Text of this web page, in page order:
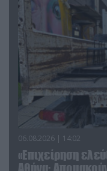
06.08.2026 | 14:02
«Επιχείρηση
Αθήνα: